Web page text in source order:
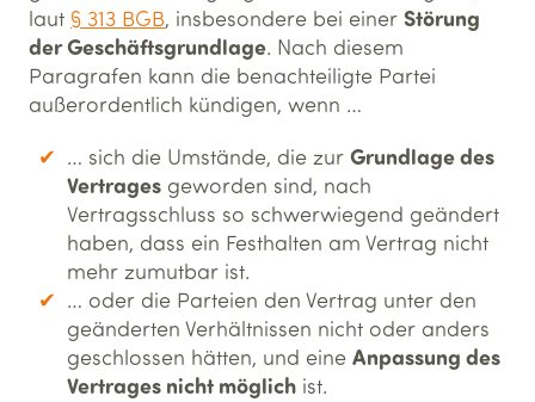
laut § 313 BGB, insbesondere bei einer Störung
der Geschäftsgrundlage. Nach diesem
Paragrafen kann die benachteiligte Partei
außerordentlich kündigen, wenn …
… sich die Umstände, die zur Grundlage des
Vertrages geworden sind, nach
Vertragsschluss so schwerwiegend geändert
haben, dass ein Festhalten am Vertrag nicht
mehr zumutbar ist.
… oder die Parteien den Vertrag unter den
geänderten Verhältnissen nicht oder anders
geschlossen hätten, und eine Anpassung des
Vertrages nicht möglich ist.